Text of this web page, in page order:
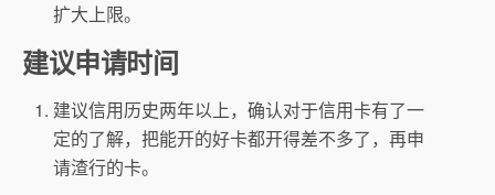
扩大上限。
建议申请时间
建议信用历史两年以上，确认对于信用卡有了一
定的了解，把能开的好卡都开得差不多了，再申
请渣行的卡。